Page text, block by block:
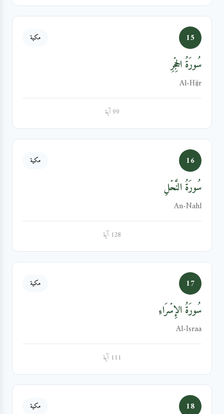
15 مكية
سُورَةُ الحِجۡرِ
Al-Hijr
99 آية
16 مكية
سُورَةُ النَّحۡلِ
An-Nahl
128 آية
17 مكية
سُورَةُ الإِسۡرَاءِ
Al-Israa
111 آية
18 مكية